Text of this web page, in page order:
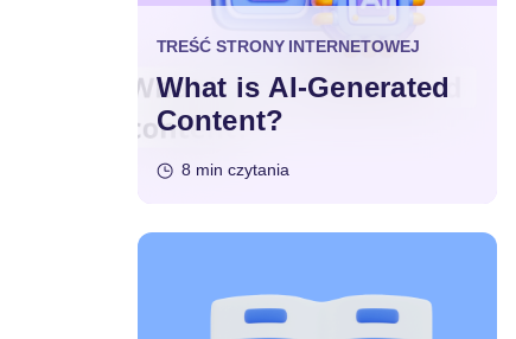
TREŚĆ STRONY INTERNETOWEJ
What is AI-Generated
Content?
8 min czytania